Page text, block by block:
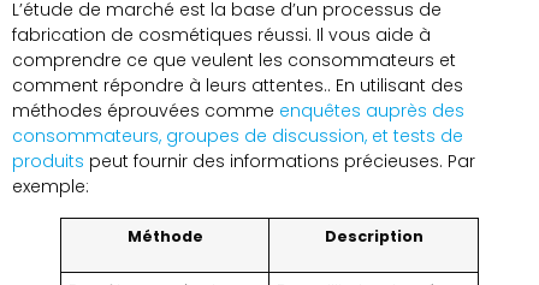
L’étude de marché est la base d’un processus de
fabrication de cosmétiques réussi. Il vous aide à
comprendre ce que veulent les consommateurs et
comment répondre à leurs attentes.. En utilisant des
méthodes éprouvées comme enquêtes auprès des
consommateurs, groupes de discussion, et tests de
produits peut fournir des informations précieuses. Par
exemple:
Méthode Description